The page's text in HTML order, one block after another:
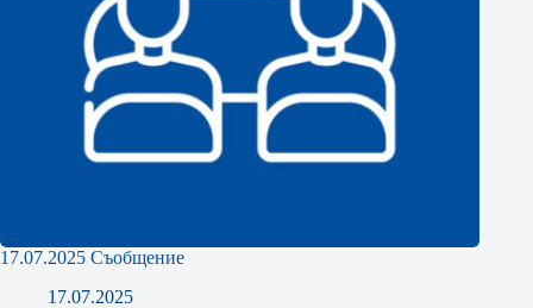
17.07.2025 Съобщение
17.07.2025